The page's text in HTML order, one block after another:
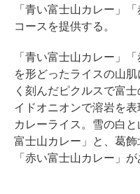
「青い富士山カレー」
コースを提供する。
「青い富士山カレー」
を形どったライスの山
く刻んだピクルスで富
イドオニオンで溶岩を
カレーライス。雪の白
富士山カレー」と、葛
「赤い富士山カレー」が